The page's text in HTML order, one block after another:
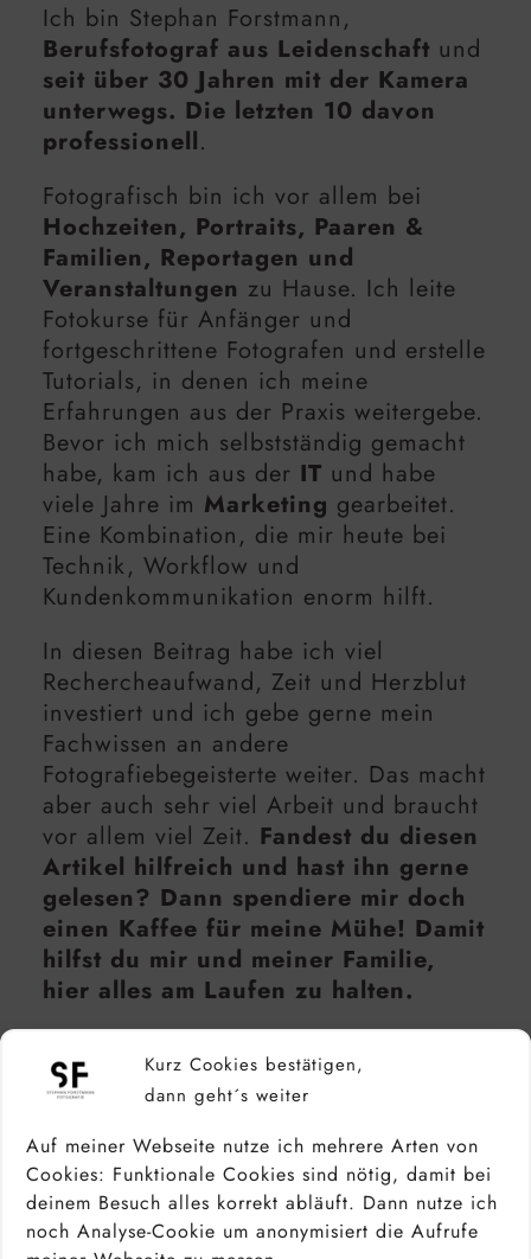
Kurz Cookies bestätigen,
dann geht´s weiter
Auf meiner Webseite nutze ich mehrere Arten von
Cookies: Funktionale Cookies sind nötig, damit bei
deinem Besuch alles korrekt abläuft. Dann nutze ich
noch Analyse-Cookie um anonymisiert die Aufrufe
Ich bin Stephan Forstmann,
Berufsfotograf aus Leidenschaft und
seit über 30 Jahren mit der Kamera
unterwegs. Die letzten 10 davon
professionell.
Fotografisch bin ich vor allem bei
Hochzeiten, Portraits, Paaren &
Familien, Reportagen und
Veranstaltungen zu Hause. Ich leite
Fotokurse für Anfänger und
fortgeschrittene Fotografen und erstelle
Tutorials, in denen ich meine
Erfahrungen aus der Praxis weitergebe.
Bevor ich mich selbstständig gemacht
habe, kam ich aus der IT und habe
viele Jahre im Marketing gearbeitet.
Eine Kombination, die mir heute bei
Technik, Workflow und
Kundenkommunikation enorm hilft.
In diesen Beitrag habe ich viel
Rechercheaufwand, Zeit und Herzblut
investiert und ich gebe gerne mein
Fachwissen an andere
Fotografiebegeisterte weiter. Das macht
aber auch sehr viel Arbeit und braucht
vor allem viel Zeit. Fandest du diesen
Artikel hilfreich und hast ihn gerne
gelesen? Dann spendiere mir doch
einen Kaffee für meine Mühe! Damit
hilfst du mir und meiner Familie,
hier alles am Laufen zu halten.
Vielen Dank für deine
Unterstützung!
Kaffee spendieren via PayPal